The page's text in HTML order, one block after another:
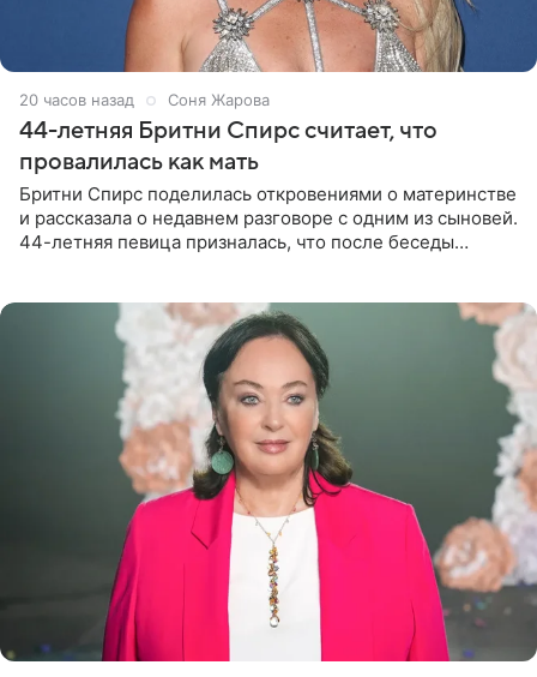
20 часов назад Соня Жарова
44-летняя Бритни Спирс считает, что
провалилась как мать
Бритни Спирс поделилась откровениями о материнстве
и рассказала о недавнем разговоре с одним из сыновей.
44-летняя певица призналась, что после беседы